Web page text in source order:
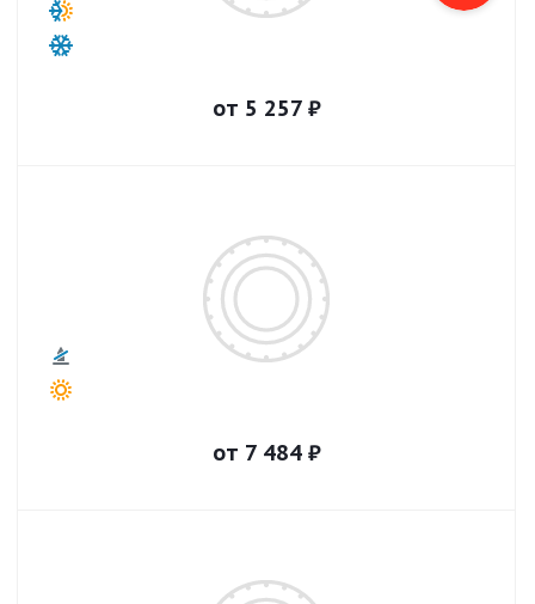
от 5 257₽
от 7 484₽